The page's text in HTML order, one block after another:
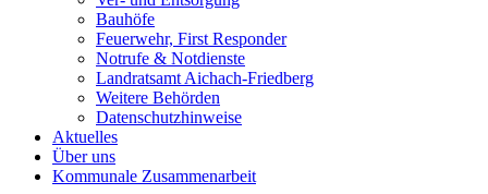
Bauhöfe
Feuerwehr, First Responder
Notrufe & Notdienste
Landratsamt Aichach-Friedberg
Weitere Behörden
Datenschutzhinweise
Aktuelles
Über uns
Kommunale Zusammenarbeit